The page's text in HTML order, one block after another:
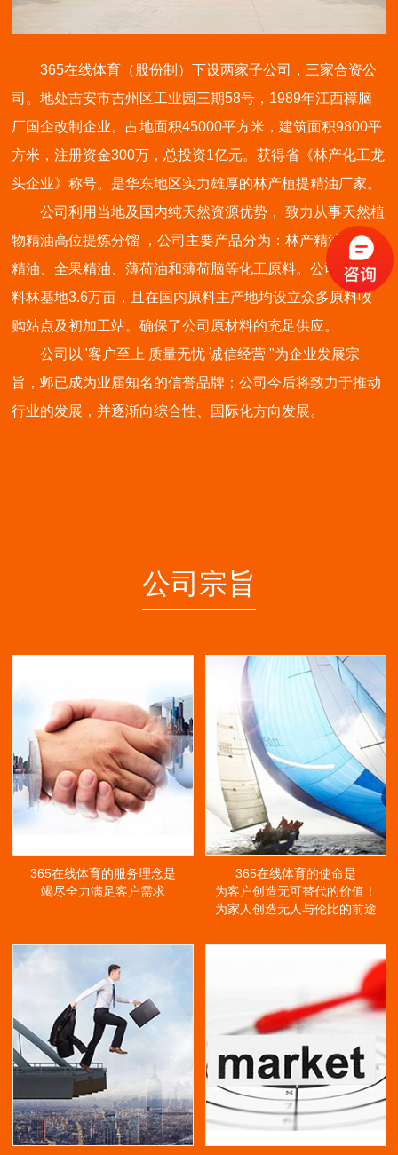
365在线体育（股份制）下设两家子公司，三家合资公
司。地处吉安市吉州区工业园三期58号，1989年江西樟脑
厂国企改制企业。占地面积45000平方米，建筑面积9800平
方米，注册资金300万，总投资1亿元。获得省《林产化工龙
头企业》称号。是华东地区实力雄厚的林产植提精油厂家。
公司利用当地及国内纯天然资源优势， 致力从事天然植
物精油高位提炼分馏 ，公司主要产品分为：林产精油、全草
精油、全果精油、薄荷油和薄荷脑等化工原料。公司自有原
料林基地3.6万亩，且在国内原料主产地均设立众多原料收
购站点及初加工站。确保了公司原材料的充足供应。
公司以"客户至上 质量无忧 诚信经营 "为企业发展宗
旨，邺已成为业届知名的信誉品牌；公司今后将致力于推动
行业的发展，并逐渐向综合性、国际化方向发展。
公司宗旨
365在线体育的服务理念是
竭尽全力满足客户需求
365在线体育的使命是
为客户创造无可替代的价值！
为家人创造无人与伦比的前途